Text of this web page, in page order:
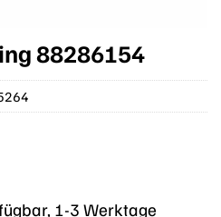
88286154
1-3 Werktage